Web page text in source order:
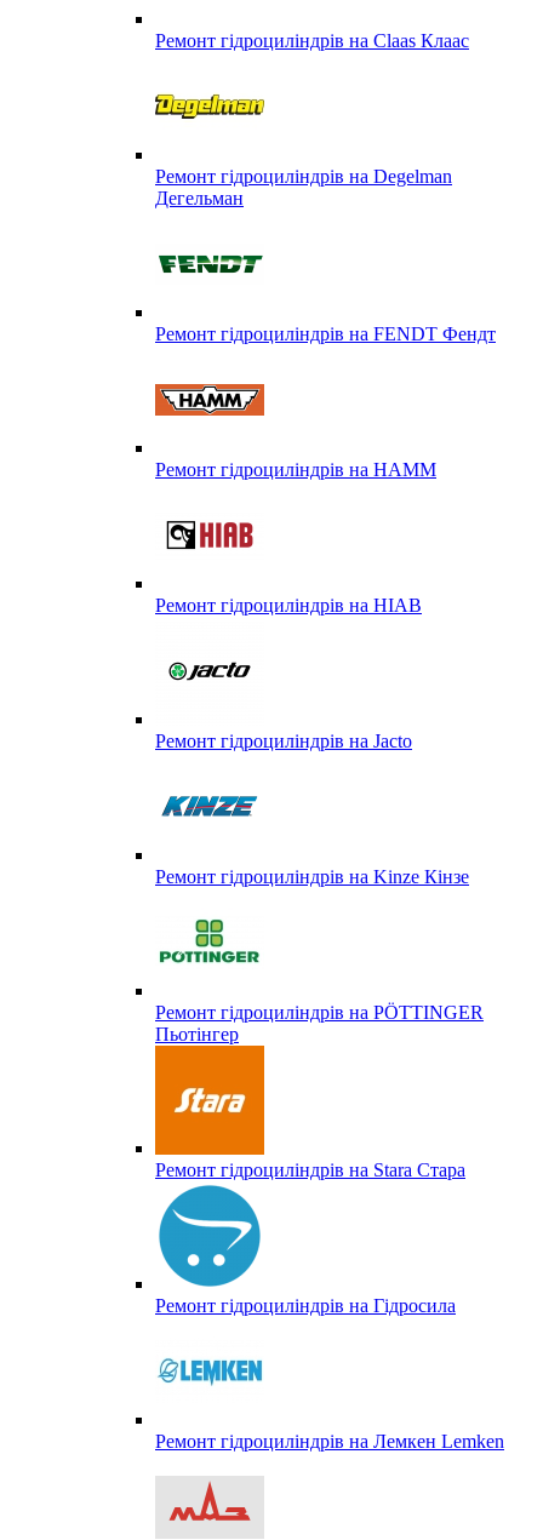
Ремонт гідроциліндрів на Claas Клаас
Ремонт гідроциліндрів на Degelman
Дегельман
Ремонт гідроциліндрів на FENDT Фендт
Ремонт гідроциліндрів на HAMM
Ремонт гідроциліндрів на HIAB
Ремонт гідроциліндрів на Jacto
Ремонт гідроциліндрів на Kinze Кінзе
Ремонт гідроциліндрів на PÖTTINGER
Пьотінгер
Ремонт гідроциліндрів на Stara Стара
Ремонт гідроциліндрів на Гідросила
Ремонт гідроциліндрів на Лемкен Lemken